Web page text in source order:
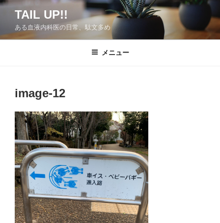
コ
ン
TAIL UP!!
ある血液内科医の日常、駄文多め
メニュー
image-12